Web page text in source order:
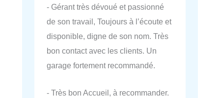
- Gérant très dévoué et passionné
de son travail, Toujours à l’écoute et
disponible, digne de son nom. Très
bon contact avec les clients. Un
garage fortement recommandé.
- Très bon Accueil, à recommander.